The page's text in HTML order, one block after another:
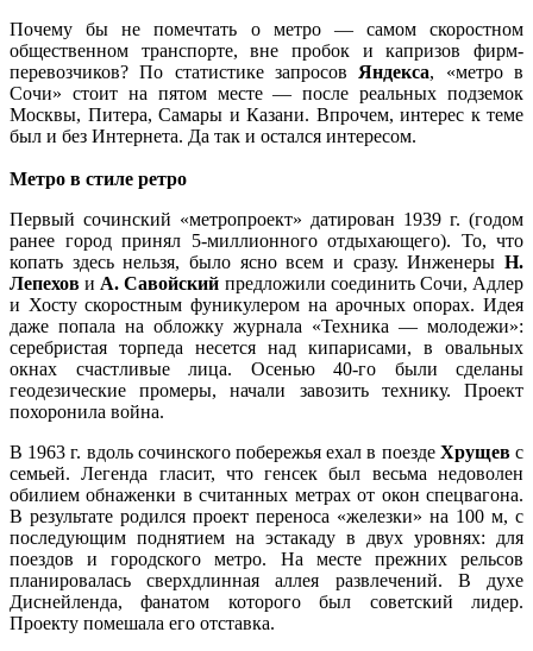
Почему бы не помечтать о метро — самом скоростном
общественном транспорте, вне пробок и капризов фирм-
перевозчиков? По статистике запросов Яндекса, «метро в
Сочи» стоит на пятом месте — после реальных подземок
Москвы, Питера, Самары и Казани. Впрочем, интерес к теме
был и без Интернета. Да так и остался интересом.
Метро в стиле ретро
Первый сочинский «метропроект» датирован 1939 г. (годом
ранее город принял 5-миллионного отдыхающего). То, что
копать здесь нельзя, было ясно всем и сразу. Инженеры Н.
Лепехов и А. Савойский предложили соединить Сочи, Адлер
и Хосту скоростным фуникулером на арочных опорах. Идея
даже попала на обложку журнала «Техника — молодежи»:
серебристая торпеда несется над кипарисами, в овальных
окнах счастливые лица. Осенью 40-го были сделаны
геодезические промеры, начали завозить технику. Проект
похоронила война.
В 1963 г. вдоль сочинского побережья ехал в поезде Хрущевс
семьей. Легенда гласит, что генсек был весьма недоволен
обилием обнаженки в считанных метрах от окон спецвагона.
В результате родился проект переноса «железки» на 100 м, с
последующим поднятием на эстакаду в двух уровнях: для
поездов и городского метро. На месте прежних рельсов
планировалась сверхдлинная аллея развлечений. В духе
Диснейленда, фанатом которого был советский лидер.
Проекту помешала его отставка.